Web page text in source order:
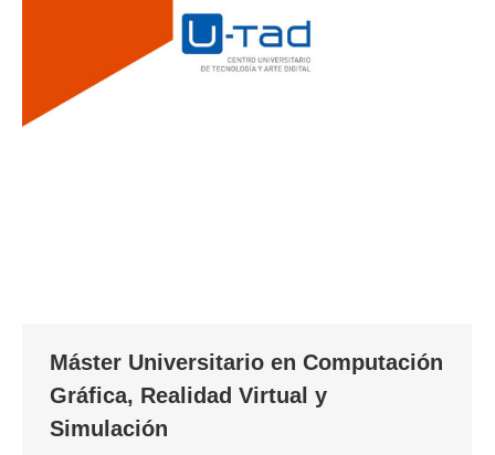
Máster Universitario en Computación
Gráfica, Realidad Virtual y
Simulación